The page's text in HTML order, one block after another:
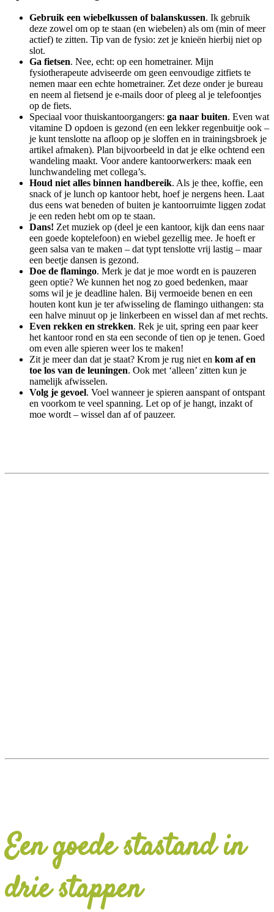
Gebruik een wiebelkussen of balanskussen. Ik gebruik
deze zowel om op te staan (en wiebelen) als om (min of meer
actief) te zitten. Tip van de fysio: zet je knieën hierbij niet op
slot.
Ga fietsen. Nee, echt: op een hometrainer. Mijn
fysiotherapeute adviseerde om geen eenvoudige zitfiets te
nemen maar een echte hometrainer. Zet deze onder je bureau
en neem al fietsend je e-mails door of pleeg al je telefoontjes
op de fiets.
Speciaal voor thuiskantoorgangers: ga naar buiten. Even wat
vitamine D opdoen is gezond (en een lekker regenbuitje ook –
je kunt tenslotte na afloop op je sloffen en in trainingsbroek je
artikel afmaken). Plan bijvoorbeeld in dat je elke ochtend een
wandeling maakt. Voor andere kantoorwerkers: maak een
lunchwandeling met collega’s.
Houd niet alles binnen handbereik. Als je thee, koffie, een
snack of je lunch op kantoor hebt, hoef je nergens heen. Laat
dus eens wat beneden of buiten je kantoorruimte liggen zodat
je een reden hebt om op te staan.
Dans! Zet muziek op (deel je een kantoor, kijk dan eens naar
een goede koptelefoon) en wiebel gezellig mee. Je hoeft er
geen salsa van te maken – dat typt tenslotte vrij lastig – maar
een beetje dansen is gezond.
Doe de flamingo. Merk je dat je moe wordt en is pauzeren
geen optie? We kunnen het nog zo goed bedenken, maar
soms wil je je deadline halen. Bij vermoeide benen en een
houten kont kun je ter afwisseling de flamingo uithangen: sta
een halve minuut op je linkerbeen en wissel dan af met rechts.
Even rekken en strekken. Rek je uit, spring een paar keer
het kantoor rond en sta een seconde of tien op je tenen. Goed
om even alle spieren weer los te maken!
Zit je meer dan dat je staat? Krom je rug niet en kom af en
toe los van de leuningen. Ook met ‘alleen’ zitten kun je
namelijk afwisselen.
Volg je gevoel. Voel wanneer je spieren aanspant of ontspant
en voorkom te veel spanning. Let op of je hangt, inzakt of
moe wordt – wissel dan af of pauzeer.
Een goede stastand in
drie stappen